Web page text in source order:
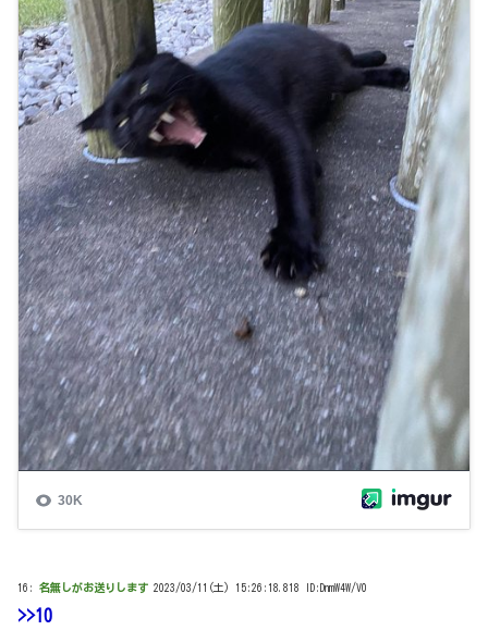
16: 名無しがお送りします 2023/03/11(土) 15:26:18.818 ID:DnmW4W/V0
>>10